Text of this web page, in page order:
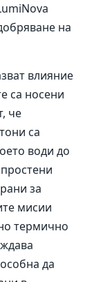
на
влияние
са носени
че
са
води до
за
мисии
термично
да